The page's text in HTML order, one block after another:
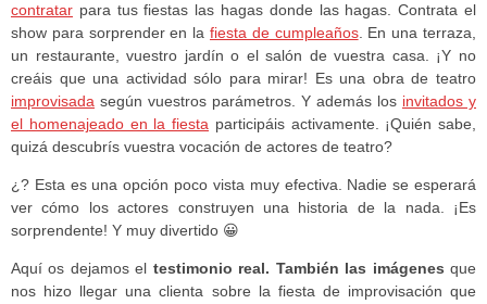
contratar para tus fiestas las hagas donde las hagas. Contrata el
show para sorprender en la fiesta de cumpleaños. En una terraza,
un restaurante, vuestro jardín o el salón de vuestra casa. ¡Y no
creáis que una actividad sólo para mirar! Es una obra de teatro
improvisada según vuestros parámetros. Y además los invitados y
el homenajeado en la fiesta participáis activamente. ¡Quién sabe,
quizá descubrís vuestra vocación de actores de teatro?
¿? Esta es una opción poco vista muy efectiva. Nadie se esperará
ver cómo los actores construyen una historia de la nada. ¡Es
sorprendente! Y muy divertido 😀
Aquí os dejamos el testimonio real. También las imágenes que
nos hizo llegar una clienta sobre la fiesta de improvisación que